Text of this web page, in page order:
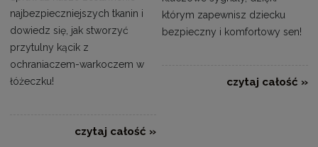
najbezpieczniejszych tkanin i
dowiedz się, jak stworzyć
przytulny kącik z
ochraniaczem-warkoczem w
łóżeczku!
czytaj całość »
którym zapewnisz dziecku
bezpieczny i komfortowy sen!
czytaj całość »